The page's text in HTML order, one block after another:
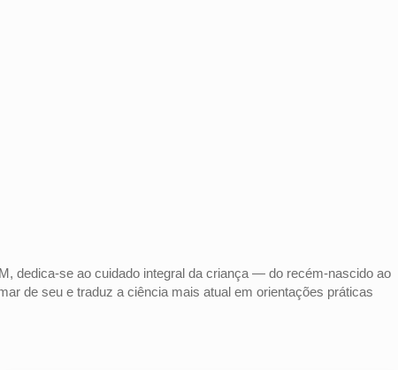
dedica-se ao cuidado integral da criança — do recém-nascido ao
de seu e traduz a ciência mais atual em orientações práticas